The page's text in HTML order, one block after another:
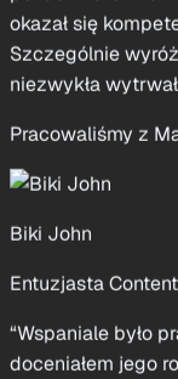
CRM & E-Mail
“Miałem
okazał się
Szczególnie
niezwykła
Pracowaliśmy z
Biki John